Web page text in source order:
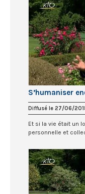
S’humaniser
Diffusé le 27/06/
Et si la vie était un
personnelle et